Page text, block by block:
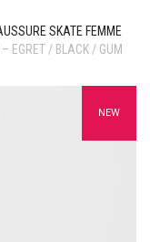
SKATE FEMME
EGRET / BLACK / GUM
NEW